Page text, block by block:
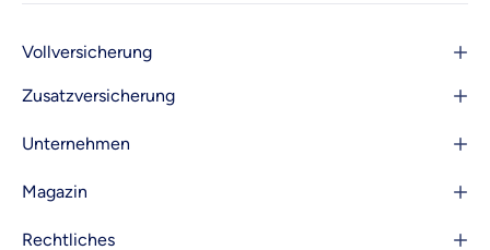
Vollversicherung
Zusatzversicherung
Unternehmen
Magazin
Rechtliches